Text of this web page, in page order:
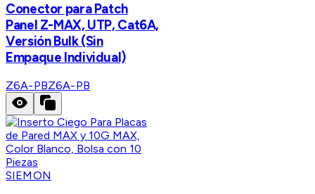
Conector para Patch
Panel Z-MAX, UTP, Cat6A,
Versión Bulk (Sin
Empaque Individual)
Z6A-PBZ6A-PB
SIEMON